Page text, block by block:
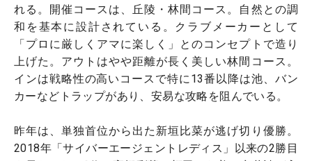
れる。開催コースは、丘陵・林間コース。自然との調
和を基本に設計されている。クラブメーカーとして
「プロに厳しくアマに楽しく」とのコンセプトで造り
上げた。アウトはやや距離が長く美しい林間コース。
インは戦略性の高いコースで特に13番以降は池、バン
カーなどトラップがあり、安易な攻略を阻んでいる。
昨年は、単独首位から出た新垣比菜が逃げ切り優勝。
2018年「サイバーエージェントレディス」以来の2勝目